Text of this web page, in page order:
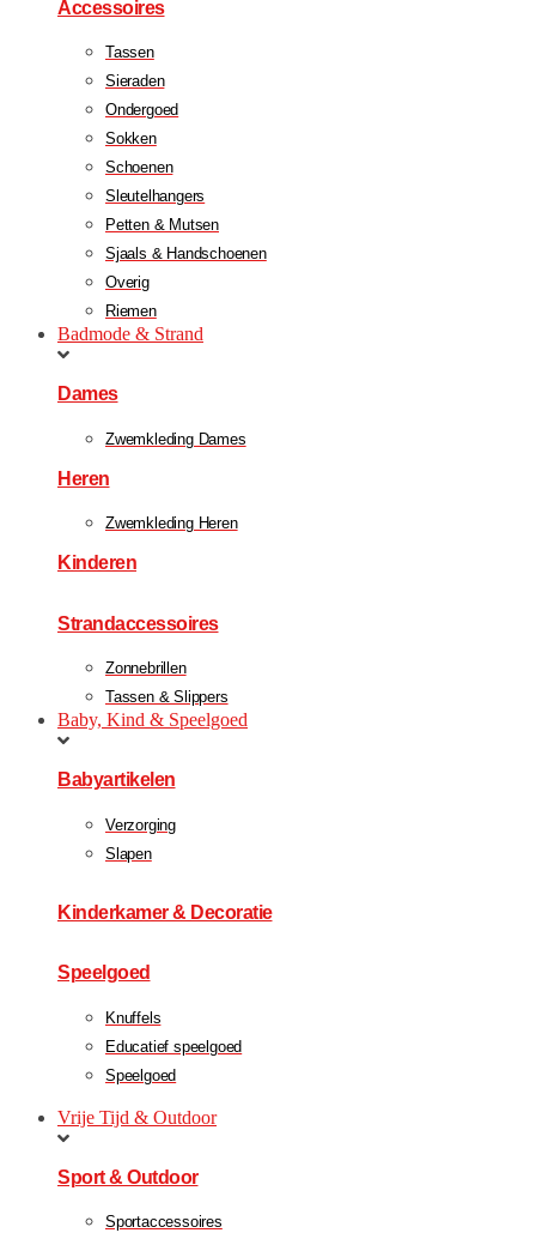
Accessoires
Tassen
Sieraden
Ondergoed
Sokken
Schoenen
Sleutelhangers
Petten & Mutsen
Sjaals & Handschoenen
Overig
Riemen
Badmode & Strand
Dames
Zwemkleding Dames
Heren
Zwemkleding Heren
Kinderen
Strandaccessoires
Zonnebrillen
Tassen & Slippers
Baby, Kind & Speelgoed
Babyartikelen
Verzorging
Slapen
Kinderkamer & Decoratie
Speelgoed
Knuffels
Educatief speelgoed
Speelgoed
Vrije Tijd & Outdoor
Sport & Outdoor
Sportaccessoires